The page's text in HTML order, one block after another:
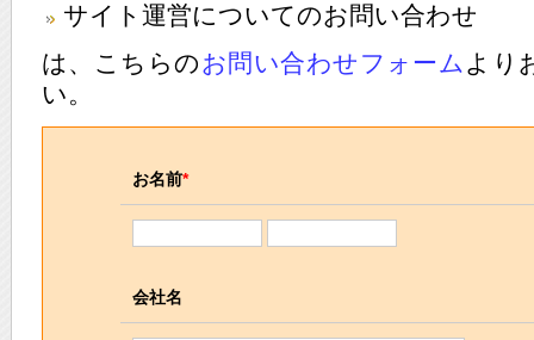
サイト運営についてのお問い合わせ
は、こちらの お問い合わせフォーム より
い。
お名前*
会社名